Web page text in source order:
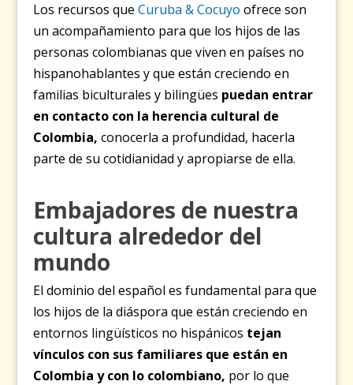
Los recursos queCuruba & Cocuyo ofrece son
un acompañamiento para que los hijos de las
personas colombianas que viven en países no
hispanohablantes y que están creciendo en
familias biculturales y bilingües puedan entrar
en contacto con la herencia cultural de
Colombia, conocerla a profundidad, hacerla
parte de su cotidianidad y apropiarse de ella.
Embajadores de nuestra
cultura alrededor del
mundo
El dominio del español es fundamental para que
los hijos de la diáspora que están creciendo en
entornos lingüísticos no hispánicos tejan
vínculos con sus familiares que están en
Colombia y con lo colombiano, por lo que